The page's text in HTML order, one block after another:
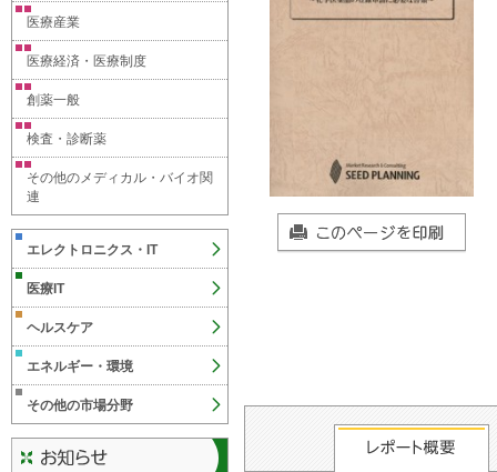
医療産業
医療経済・医療制度
創薬一般
検査・診断薬
その他のメディカル・バイオ関
連
エレクトロニクス・IT
医療IT
ヘルスケア
エネルギー・環境
その他の市場分野